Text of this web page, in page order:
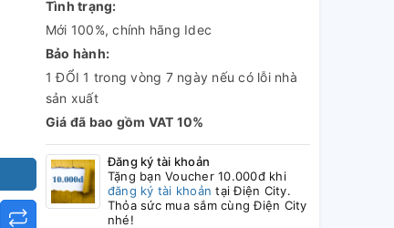
Tình trạng:
Mới 100%, chính hãng Idec
Bảo hành:
1 ĐỔI 1 trong vòng 7 ngày nếu có lỗi nhà
sản xuất
Giá đã bao gồm VAT 10%
Đăng ký tài khoản
Tặng bạn Voucher 10.000đ khi
đăng ký tài khoản tại Điện City.
Thỏa sức mua sắm cùng Điện City
nhé!